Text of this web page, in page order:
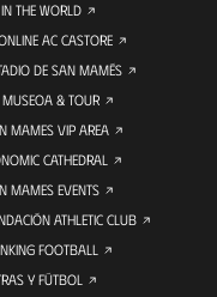
THE WORLD
AC CASTORE
DE SAN MAMÉS
& TOUR
MAMES VIP AREA
CATHEDRAL
MAMES EVENTS
ATHLETIC CLUB
FOOTBALL
Y FÚTBOL